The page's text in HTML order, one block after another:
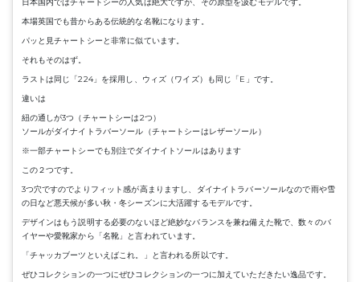
本場英国でも昔からある伝統的な名靴になります。
パッと見チャートシーと非常に似ています。
それもそのはず。
ラストは同じ「224」を採用し、ウィズ（ワイズ）も同じ「E」です。
違いは
紐の通しが3つ（チャートシーは2つ）
ソールがダイナイトラバーソール（チャートシーはレザーソール）
※一部チャートシーでも別注でダイナイトソールはあります
この２つです。
3つ穴ですのでよりフィット感が高まりますし、ダイナイトラバーソールなので雨や雪
の日など悪天候が多い秋・冬シーズンに大活躍するモデルです。
デザインはもう説明する必要のないほど絶妙なバランスを兼ね備えた靴で、数々のバ
イヤーや愛靴家から「名靴」と言われています。
「チャッカブーツといえばこれ。」と言われる所以です。
ぜひコレクションの一つにぜひコレクションの一つに加えていただきたい逸品です。